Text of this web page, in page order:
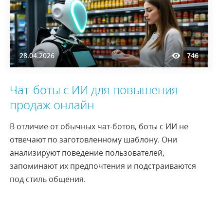
28.04.2026 746
Чат-боты с ИИ для повышения
продаж онлайн
В отличие от обычных чат-ботов, боты с ИИ не
отвечают по заготовленному шаблону. Они
анализируют поведение пользователей,
запоминают их предпочтения и подстраиваются
под стиль общения.